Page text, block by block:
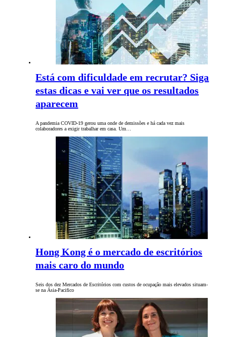
Está com dificuldade em recrutar? Siga
estas dicas e vai ver que os resultados
aparecem
A pandemia COVID-19 gerou uma onde de demissões e há cada vez mais
colaboradores a exigir trabalhar em casa. Um…
Hong Kong é o mercado de escritórios
mais caro do mundo
Seis dos dez Mercados de Escritórios com custos de ocupação mais elevados situam-
se na Ásia-Pacifico